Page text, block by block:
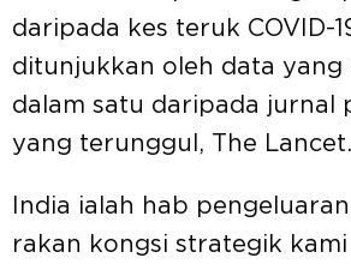
daripada kes teruk COVID-
ditunjukkan oleh data
dalam satu daripada jurnal
yang terunggul, The Lancet.
India ialah hab
rakan kongsi strategik